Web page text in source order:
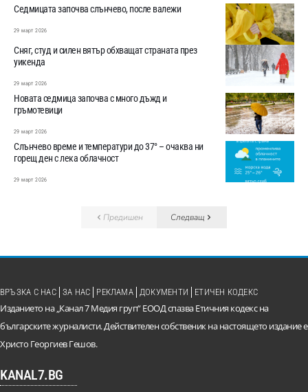
Седмицата започва слънчево, после валежи
29 март 2026
Сняг, студ и силен вятър обхващат страната през
уикенда
29 март 2026
Новата седмица започва с много дъжд и
гръмотевици
29 март 2026
Слънчево време и температури до 37° – очаква ни
горещ ден с лека облачност
29 март 2026
Предишен Следващ
Изданието на „Канал 7 Медия груп“ ЕООД спазва Етичния кодекс на
българските журналисти. Действителен собственик на настоящето издание е
Христо Георгиев Гешов.
KANAL7.BG
ВРЪЗКА С НАС ЗА НАС РЕКЛАМА ДОКУМЕНТИ ЕТИЧЕН КОДЕКС